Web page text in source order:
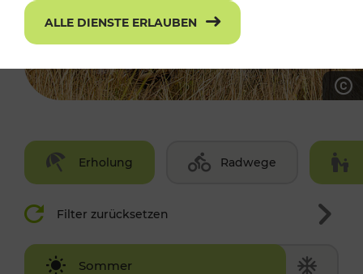
Erholung Radwege
Filter zurücksetzen
Sommer
Winter
ALLE DIENSTE ERLAUBEN